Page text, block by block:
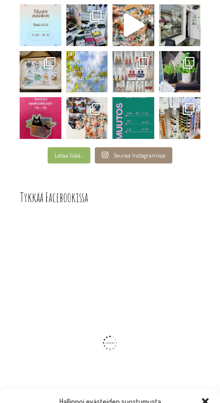
Lataa lisää... Seuraa Instagramissa
Tykkää Facebookissa